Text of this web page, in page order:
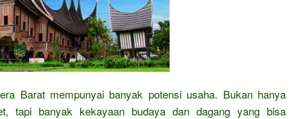
Barat mempunyai banyak potensi usaha. Bukan hanya
tapi banyak kekayaan budaya dan dagang yang bisa